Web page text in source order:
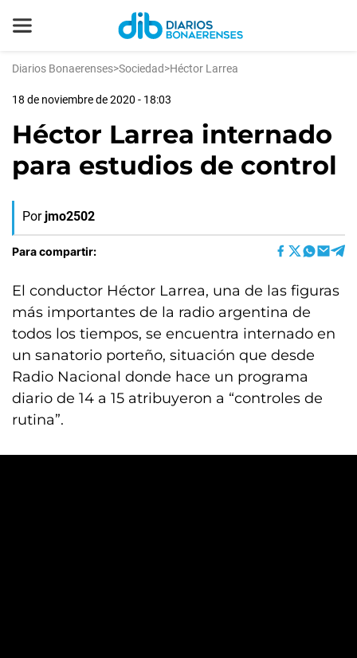
Diarios Bonaerenses>Sociedad>Héctor Larrea
18 de noviembre de 2020 - 18:03
Héctor Larrea internado
para estudios de control
Por jmo2502
Para compartir:
El conductor Héctor Larrea, una de las figuras
más importantes de la radio argentina de
todos los tiempos, se encuentra internado en
un sanatorio porteño, situación que desde
Radio Nacional donde hace un programa
diario de 14 a 15 atribuyeron a “controles de
rutina”.